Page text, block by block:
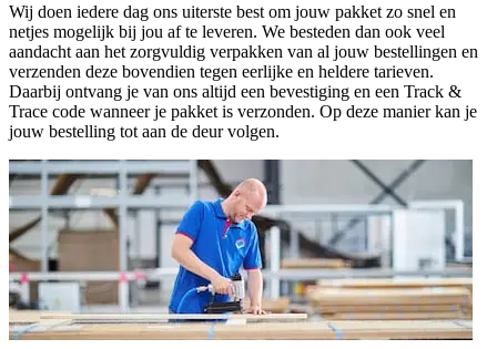
Wij doen iedere dag ons uiterste best om jouw pakket zo snel en
netjes mogelijk bij jou af te leveren. We besteden dan ook veel
aandacht aan het zorgvuldig verpakken van al jouw bestellingen en
verzenden deze bovendien tegen eerlijke en heldere tarieven.
Daarbij ontvang je van ons altijd een bevestiging en een Track &
Trace code wanneer je pakket is verzonden. Op deze manier kan je
jouw bestelling tot aan de deur volgen.